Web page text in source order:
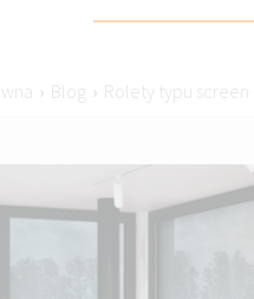
› Blog › Rolety typu screen